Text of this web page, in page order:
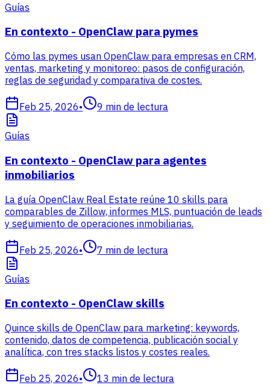
Guías
En contexto - OpenClaw para pymes
Cómo las pymes usan OpenClaw para empresas en CRM,
ventas, marketing y monitoreo: pasos de configuración,
reglas de seguridad y comparativa de costes.
Feb 25, 2026• 9 min de lectura
Guías
En contexto - OpenClaw para agentes
inmobiliarios
La guía OpenClaw Real Estate reúne 10 skills para
comparables de Zillow, informes MLS, puntuación de leads
y seguimiento de operaciones inmobiliarias.
Feb 25, 2026• 7 min de lectura
Guías
En contexto - OpenClaw skills
Quince skills de OpenClaw para marketing: keywords,
contenido, datos de competencia, publicación social y
analítica, con tres stacks listos y costes reales.
Feb 25, 2026• 13 min de lectura